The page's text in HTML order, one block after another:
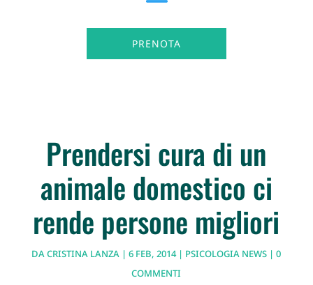
PRENOTA
Prendersi cura di un
animale domestico ci
rende persone migliori
DACRISTINA LANZA |6 FEB, 2014| PSICOLOGIA NEWS |0
COMMENTI